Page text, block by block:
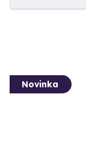
Novinka